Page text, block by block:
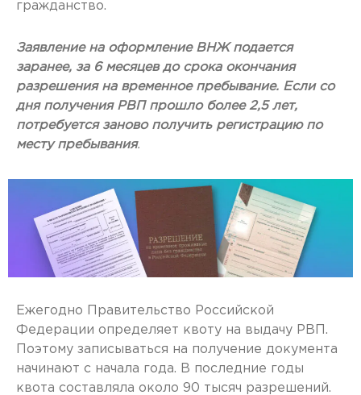
гражданство.
Заявление на оформление ВНЖ подается
заранее, за 6 месяцев до срока окончания
разрешения на временное пребывание. Если со
дня получения РВП прошло более 2,5 лет,
потребуется заново получить регистрацию по
месту пребывания.
Ежегодно Правительство Российской
Федерации определяет квоту на выдачу РВП.
Поэтому записываться на получение документа
начинают с начала года. В последние годы
квота составляла около 90 тысяч разрешений.